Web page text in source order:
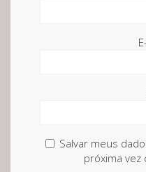
Salvar meus
próxima